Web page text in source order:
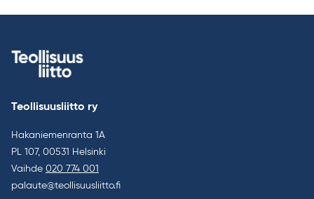
Teollisuusliitto ry
Hakaniemenranta 1A
PL 107, 00531 Helsinki
Vaihde 020 774 001
palaute@teollisuusliitto.fi